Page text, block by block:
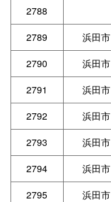
2788
2789
浜田市
2790
浜田市
2791
浜田市
2792
浜田市
2793
浜田市
2794
浜田市
2795
浜田市